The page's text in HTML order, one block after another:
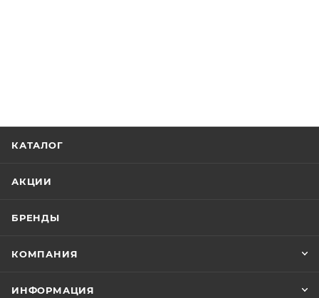
КАТАЛОГ
АКЦИИ
БРЕНДЫ
КОМПАНИЯ
ИНФОРМАЦИЯ